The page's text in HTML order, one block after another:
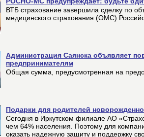
ВТБ страхование завершила сделку по
медицинского страхования (ОМС)
Администрация Саянска объявляет
предпринимателям
Общая сумма, предусмотренная на
Подарки для родителей
Сегодня в Иркутском филиале АО
чем 64% населения. Поэтому для
оказать надежную защиту и поддержку